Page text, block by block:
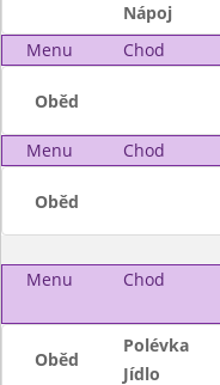
Nápoj
Menu
Chod
Oběd
Menu Chod
Oběd
Menu Chod
Oběd
Polévka
Jídlo